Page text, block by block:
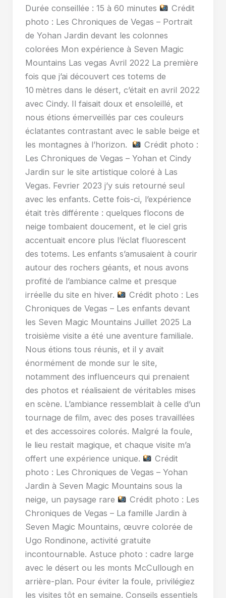
Durée conseillée : 15 à 60 minutes
Crédit
photo : Les Chroniques de Vegas – Portrait
de Yohan Jardin devant les colonnes
colorées Mon expérience à Seven Magic
Mountains Las vegas Avril 2022 La première
fois que j’ai découvert ces totems de
10 mètres dans le désert, c’était en avril 2022
avec Cindy. Il faisait doux et ensoleillé, et
nous étions émerveillés par ces couleurs
éclatantes contrastant avec le sable beige et
les montagnes à l’horizon.
Crédit photo :
Les Chroniques de Vegas – Yohan et Cindy
Jardin sur le site artistique coloré à Las
Vegas. Fevrier 2023 j’y suis retourné seul
avec les enfants. Cette fois-ci, l’expérience
était très différente : quelques flocons de
neige tombaient doucement, et le ciel gris
accentuait encore plus l’éclat fluorescent
des totems. Les enfants s’amusaient à courir
autour des rochers géants, et nous avons
profité de l’ambiance calme et presque
irréelle du site en hiver.
Crédit photo : Les
Chroniques de Vegas – Les enfants devant
les Seven Magic Mountains Juillet 2025 La
troisième visite a été une aventure familiale.
Nous étions tous réunis, et il y avait
énormément de monde sur le site,
notamment des influenceurs qui prenaient
des photos et réalisaient de véritables mises
en scène. L’ambiance ressemblait à celle d’un
tournage de film, avec des poses travaillées
et des accessoires colorés. Malgré la foule,
le lieu restait magique, et chaque visite m’a
offert une expérience unique.
Crédit
photo : Les Chroniques de Vegas – Yohan
Jardin à Seven Magic Mountains sous la
neige, un paysage rare
Crédit photo : Les
Chroniques de Vegas – La famille Jardin à
Seven Magic Mountains, œuvre colorée de
Ugo Rondinone, activité gratuite
incontournable. Astuce photo : cadre large
avec le désert ou les monts McCullough en
arrière-plan. Pour éviter la foule, privilégiez
les visites tôt en semaine. Conseils essentiels